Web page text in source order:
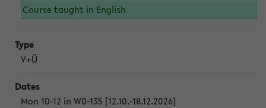
Course taught in English
V+Ü
Mon 10-12 in W0-135 [12.10.-18.12.2026]